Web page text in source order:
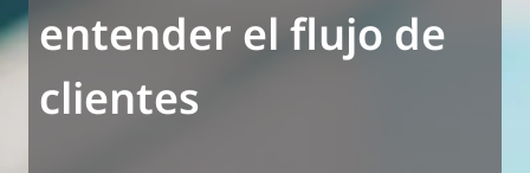
entender el flujo de
clientes